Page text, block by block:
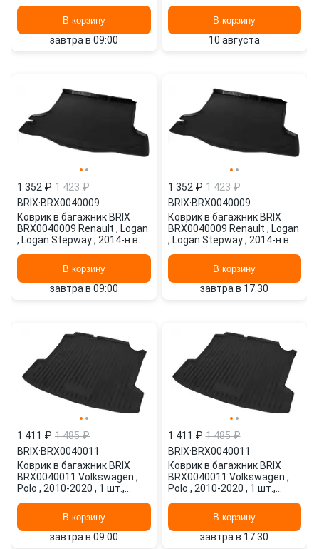
В корзину
завтра в 09:00
В корзину
10 августа
1 352 ₽ 1 423 ₽
BRIX·BRX0040009
Коврик в багажник BRIX
BRX0040009 Renault , Logan
, Logan Stepway , 2014-н.в. ,
В корзину
завтра в 09:00
1 352 ₽ 1 423 ₽
BRIX·BRX0040009
Коврик в багажник BRIX
BRX0040009 Renault , Logan
, Logan Stepway , 2014-н.в. ,
В корзину
завтра в 17:30
1 411 ₽ 1 485 ₽
BRIX·BRX0040011
Коврик в багажник BRIX
BRX0040011 Volkswagen ,
Polo , 2010-2020 , 1 шт.,
В корзину
завтра в 09:00
1 411 ₽ 1 485 ₽
BRIX·BRX0040011
Коврик в багажник BRIX
BRX0040011 Volkswagen ,
Polo , 2010-2020 , 1 шт.,
В корзину
завтра в 17:30